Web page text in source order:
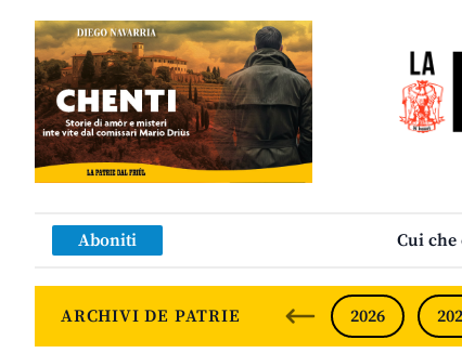
Aboniti Cui che
ARCHIVI DE PATRIE 2026